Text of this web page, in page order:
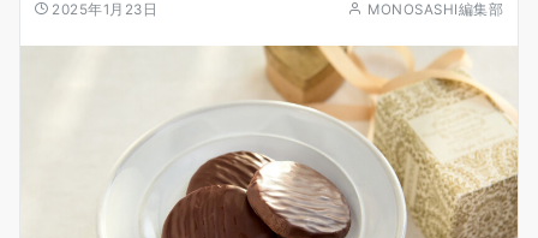
2025年1月23日 MONOSASHI編集部